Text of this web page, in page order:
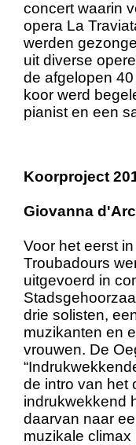
concert waarin
opera La
werden
uit diverse
de afgelopen
koor werd
pianist en een
Koorproject
Giovanna
Voor het eerst
Troubadours
uitgevoerd in
drie solisten,
muzikanten en
vrouwen. De
de intro van het
indrukwekkend
daarvan naar
muzikale climax